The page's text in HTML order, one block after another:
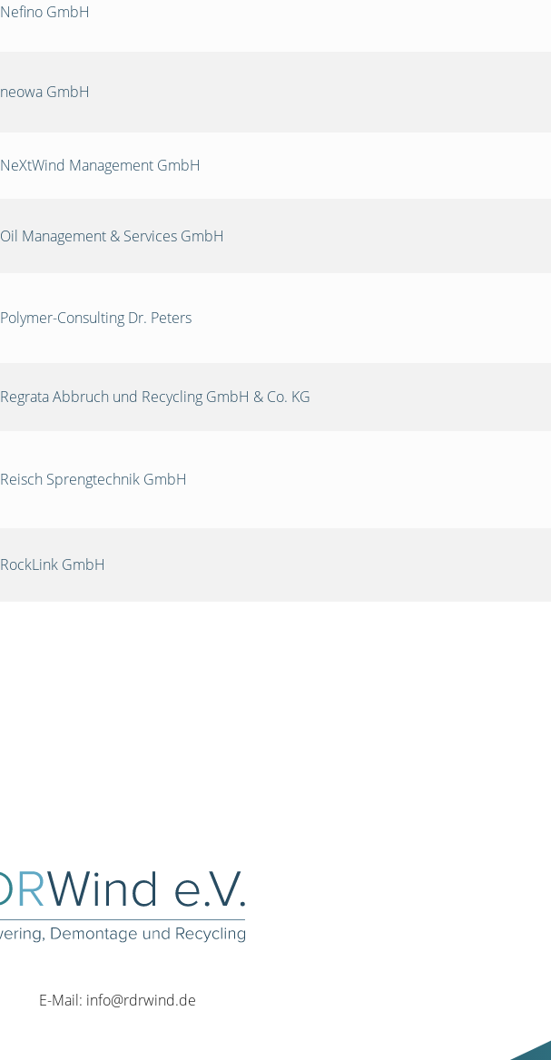
Nefino GmbH
neowa GmbH
NeXtWind Management GmbH
Oil Management & Services GmbH
Polymer-Consulting Dr. Peters
Regrata Abbruch und Recycling GmbH & Co. KG
Reisch Sprengtechnik GmbH
RockLink GmbH
E-Mail: info@rdrwind.de